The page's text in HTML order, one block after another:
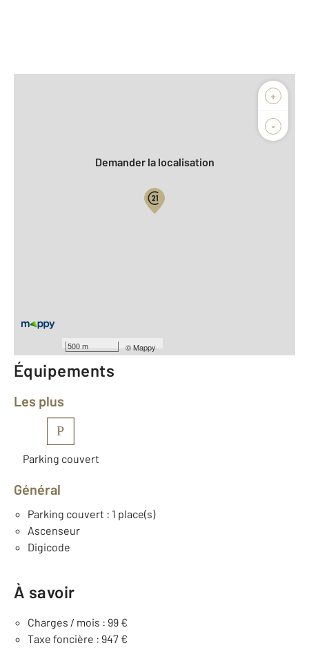
+
-
500 m ©Mappy
Biens vendus
Demander la localisation
Année construction : 2008
Équipements
Les plus
P
Parking couvert
Général
Parking couvert : 1 place(s)
Ascenseur
Digicode
À savoir
Charges / mois : 99 €
Taxe foncière : 947 €